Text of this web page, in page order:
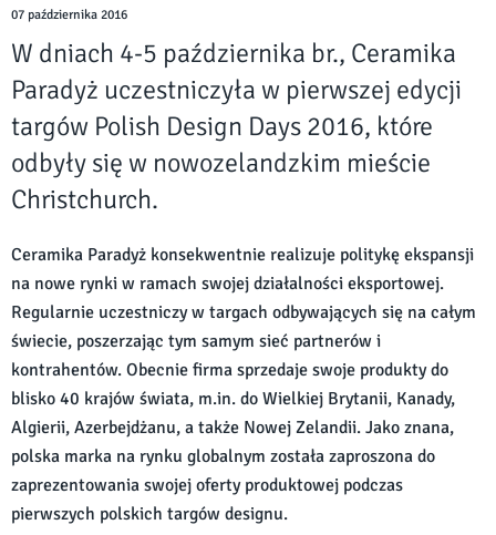
07 października 2016
W dniach 4-5 października br., Ceramika
Paradyż uczestniczyła w pierwszej edycji
targów Polish Design Days 2016, które
odbyły się w nowozelandzkim mieście
Christchurch.
Ceramika Paradyż konsekwentnie realizuje politykę ekspansji
na nowe rynki w ramach swojej działalności eksportowej.
Regularnie uczestniczy w targach odbywających się na całym
świecie, poszerzając tym samym sieć partnerów i
kontrahentów. Obecnie firma sprzedaje swoje produkty do
blisko 40 krajów świata, m.in. do Wielkiej Brytanii, Kanady,
Algierii, Azerbejdżanu, a także Nowej Zelandii. Jako znana,
polska marka na rynku globalnym została zaproszona do
zaprezentowania swojej oferty produktowej podczas
pierwszych polskich targów designu.